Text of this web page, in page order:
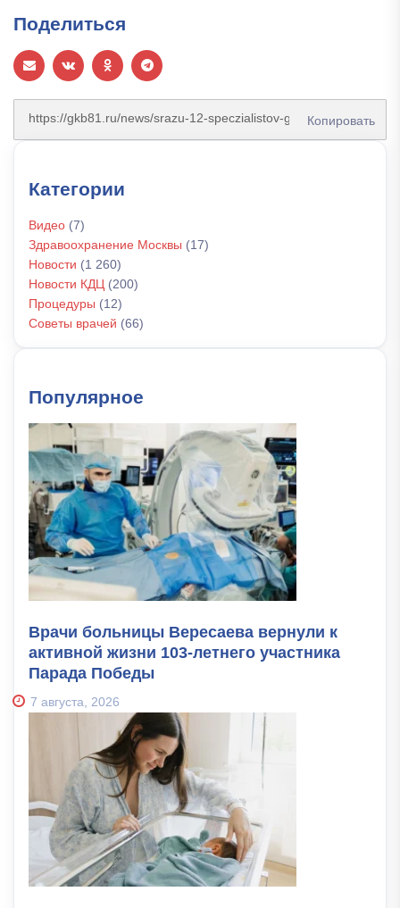
Поделиться
Копировать
Категории
Видео (7)
Здравоохранение Москвы (17)
Новости (1 260)
Новости КДЦ (200)
Процедуры (12)
Советы врачей (66)
Популярное
Врачи больницы Вересаева вернули к
активной жизни 103-летнего участника
Парада Победы
7 августа, 2026